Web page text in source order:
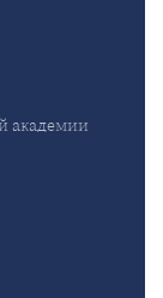
академии